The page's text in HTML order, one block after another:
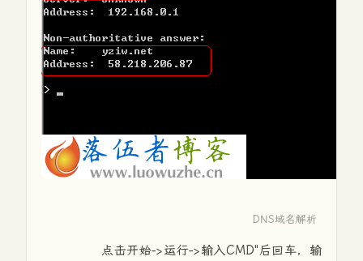
DNS域名解析
点击开始->运行->输入CMD"后回车，输